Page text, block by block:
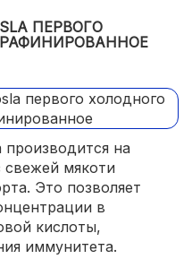
ПЕРВОГО
на
мякоти
Это позволяет
в
кислоты,
иммунитета.